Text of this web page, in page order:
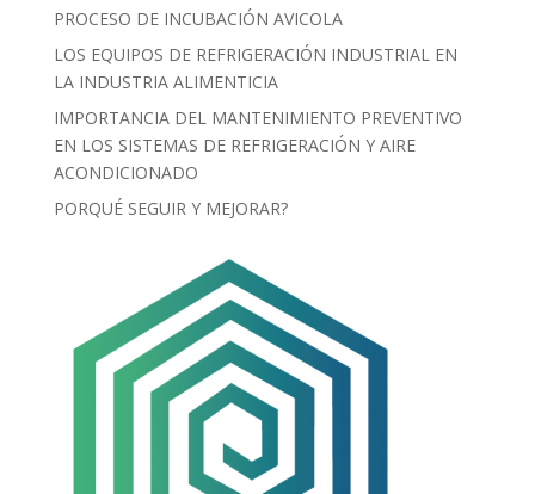
PROCESO DE INCUBACIÓN AVICOLA
LOS EQUIPOS DE REFRIGERACIÓN INDUSTRIAL EN
LA INDUSTRIA ALIMENTICIA
IMPORTANCIA DEL MANTENIMIENTO PREVENTIVO
EN LOS SISTEMAS DE REFRIGERACIÓN Y AIRE
ACONDICIONADO
PORQUÉ SEGUIR Y MEJORAR?